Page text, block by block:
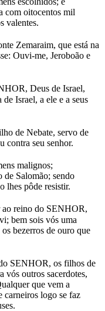
com oitocentos mil
valentes.
Zemaraim, que está na
Ouvi-me, Jeroboão e
Deus de Israel,
Israel, a ele e a seus
de Nebate, servo de
contra seu senhor.
malignos;
Salomão; sendo
lhes pôde resistir.
ao reino do SENHOR,
bem sois vós uma
bezerros de ouro que
SENHOR, os filhos de
vós outros sacerdotes,
que vem a
carneiros logo se faz